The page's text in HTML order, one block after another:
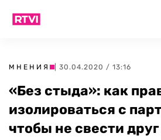
МНЕНИЯ | 30.04.2020 / 13:16
«Без стыда»: как
изолироваться с
чтобы не свести